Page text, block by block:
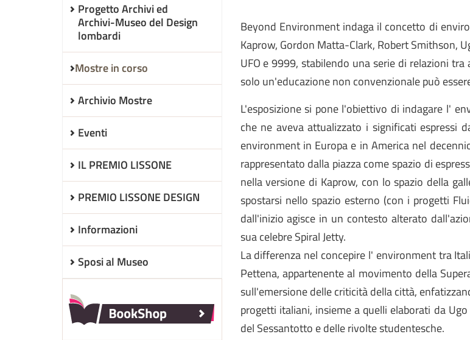
Progetto Archivi ed
Archivi-Museo del Design
lombardi
Mostre in corso
Archivio Mostre
Eventi
IL PREMIO LISSONE
PREMIO LISSONE DESIGN
Informazioni
Sposi al Museo
Beyond Environment indaga il concetto di
Kaprow, Gordon Matta-Clark, Robert Smithson,
UFO e 9999, stabilendo una serie di relazioni
solo un'educazione non convenzionale può
L'esposizione si pone l'obiettivo di indagare l'
che ne aveva attualizzato i significati espressi
environment in Europa e in America nel
rappresentato dalla piazza come spazio di
nella versione di Kaprow, con lo spazio della
spostarsi nello spazio esterno (con i progetti
dall'inizio agisce in un contesto alterato
sua celebre Spiral Jetty.
La differenza nel concepire l' environment tra
Pettena, appartenente al movimento della
sull'emersione delle criticità della città,
progetti italiani, insieme a quelli elaborati da
del Sessantotto e delle rivolte studentesche.